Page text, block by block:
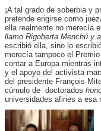
¡A tal grado de soberbia y
pretende erigirse como
ella realmente no merecía
llamo Rigoberta Menchú y
escribió ella, sino lo
merecía tampoco el
contar a Europa mientras
y el apoyo del activista
del presidente François
cúmulo de doctorados
universidades afines a esa